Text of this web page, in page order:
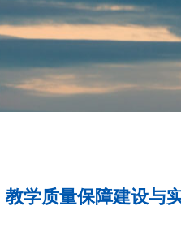
教学质量保障建设与